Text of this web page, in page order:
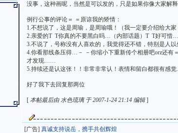
没事，这种画呢，当然是可以发的，只是如果你像大家解
例行公事的评论＝ ＝原谅我的矫情：
1.不想说了，这是周瑜，是周瑜哦！（我一定要介绍给大家
2.亲爱的T T你真的不要黑白吗…（内部话题）T T好可
3.不说了，号称没有人喜欢的，我觉得还不错，特别是人以
4.你看那线条压得…－ －你缩小下重新传个相册吧orz还
才发现……
5.持续还是认这张！！非常非常认！表情和留白都很有感
好了我下去回复那两位
[本帖最后由 水色琉璃 于 2007-1-24 21:14 编辑]
[广告] 真诚支持说岳，携手共创辉煌